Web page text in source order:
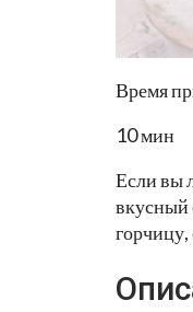
Время
10 мин
Если вы
вкусный